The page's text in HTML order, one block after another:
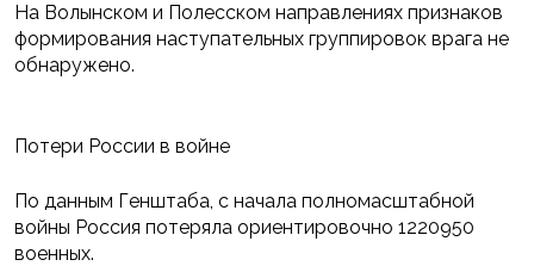
На Волынском и Полесском направлениях признаков
формирования наступательных группировок врага не
обнаружено.
Потери России в войне
По данным Генштаба, с начала полномасштабной
войны Россия потеряла ориентировочно 1220950
военных.